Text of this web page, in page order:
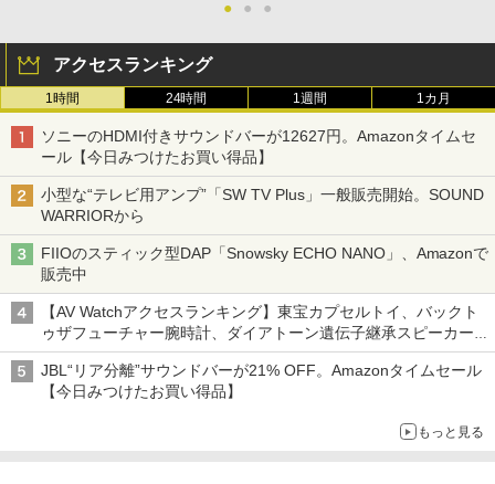
● ● ●
アクセスランキング
1時間 24時間 1週間 1カ月
ソニーのHDMI付きサウンドバーが12627円。Amazonタイムセ
ール【今日みつけたお買い得品】
小型な“テレビ用アンプ”「SW TV Plus」一般販売開始。SOUND
WARRIORから
FIIOのスティック型DAP「Snowsky ECHO NANO」、Amazonで
販売中
【AV Watchアクセスランキング】東宝カプセルトイ、バックト
ゥザフューチャー腕時計、ダイアトーン遺伝子継承スピーカー
('26年8月3日～9日)
JBL“リア分離”サウンドバーが21% OFF。Amazonタイムセール
【今日みつけたお買い得品】
もっと見る